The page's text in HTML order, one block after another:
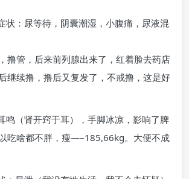
状：尿等待，阴囊潮湿，小腹痛，尿液混
撸管，后来前列腺出来了，红着脸去药店
继续撸，撸后又复发了，不戒撸，这是好
鸣（肾开窍于耳），手脚冰凉，影响了脾
吃啥都不胖，瘦—–185,66kg。大便不成